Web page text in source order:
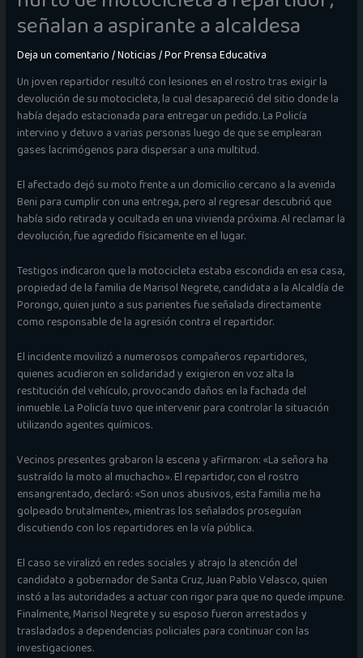
señalan a aspirante a alcaldesa
Deja un comentario/Noticias/ PorPrensa Educativa
Un joven repartidor resultó con lesiones en el rostro tras exigir la
devolución de su motocicleta, la cual desapareció del sitio donde la
había dejado estacionada para entregar un pedido. La Policía
intervino y detuvo a varias personas luego de que se emplearan
gases lacrimógenos para dispersar a una multitud.
El afectado dejó su moto frente a un domicilio cercano a la avenida
Beni para cumplir con una entrega, pero al regresar descubrió que
había sido retirada y ocultada en una vivienda próxima. Al reclamar la
devolución, fue agredido físicamente en el lugar.
Testigos indicaron que la motocicleta estaba escondida en esa casa,
propiedad de la familia de Marisol Negrete, candidata a la Alcaldía de
Porongo, quien junto a sus parientes fue señalada directamente
como responsable de la agresión contra el repartidor.
El incidente movilizó a numerosos compañeros repartidores,
quienes acudieron en solidaridad y exigieron en voz alta la
restitución del vehículo, provocando daños en la fachada del
inmueble. La Policía tuvo que intervenir para controlar la situación
utilizando agentes químicos.
Vecinos presentes grabaron la escena y afirmaron: «La señora ha
sustraído la moto al muchacho». El repartidor, con el rostro
ensangrentado, declaró: «Son unos abusivos, esta familia me ha
golpeado brutalmente», mientras los señalados proseguían
discutiendo con los repartidores en la vía pública.
El caso se viralizó en redes sociales y atrajo la atención del
candidato a gobernador de Santa Cruz, Juan Pablo Velasco, quien
instó a las autoridades a actuar con rigor para que no quede impune.
Finalmente, Marisol Negrete y su esposo fueron arrestados y
trasladados a dependencias policiales para continuar con las
investigaciones.